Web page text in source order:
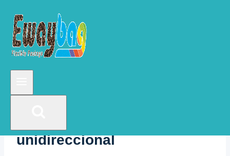
paquete de bolsa de café
1. Paquete de bolsa de café
con cremallera de pie de
papel Kraft natural con
unidireccional